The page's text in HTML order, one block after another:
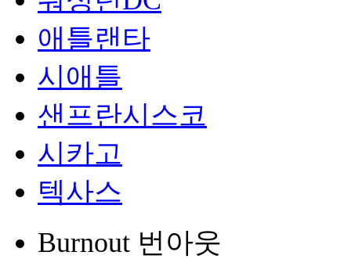
애틀랜타
시애틀
샌프란시스코
시카고
텍사스
Burnout 번아웃